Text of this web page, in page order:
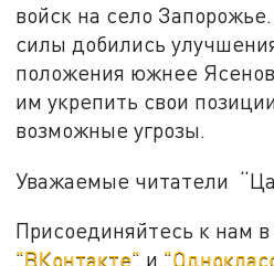
войск на село
силы добились
положения южнее
им укрепить свои
возможные угрозы.
Уважаемые читатели
Присоединяйтесь к нам
"ВКонтакте" и